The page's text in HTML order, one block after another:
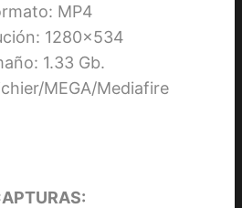
MP4
1280×534
1.33 Gb.
MEGA/Mediafire